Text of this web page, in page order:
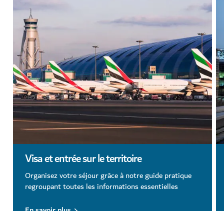
Visa et entrée sur le territoire
Organisez votre séjour grâce à notre guide pratique
regroupant toutes les informations essentielles